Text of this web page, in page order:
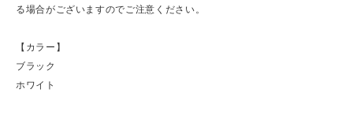
る場合がございますのでご注意ください。
【カラー】
ブラック
ホワイト